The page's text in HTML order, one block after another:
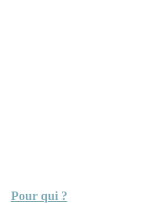
Pour qui ?